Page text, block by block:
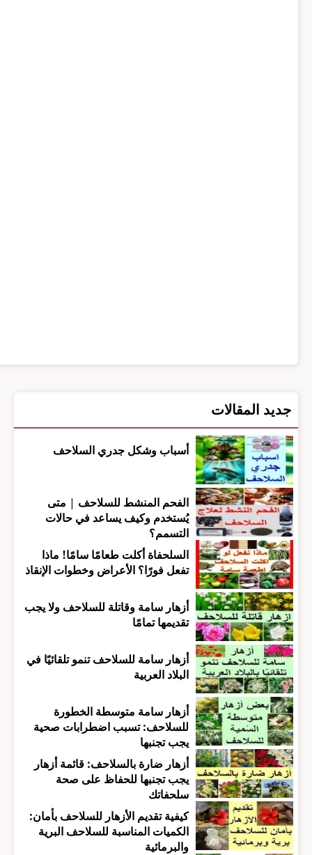
جديد المقالات
أسباب وشكل جدري السلاحف
الفحم المنشط للسلاحف | متى
يُستخدم وكيف يساعد في حالات
التسمم؟
السلحفاة أكلت طعامًا سامًا! ماذا
تفعل فورًا؟ الأعراض وخطوات الإنقاذ
أزهار سامة وقاتلة للسلاحف ولا يجب
تقديمها تمامًا
أزهار سامة للسلاحف تنمو تلقائيًا في
البلاد العربية
أزهار سامة متوسطة الخطورة
للسلاحف: تسبب اضطرابات صحية
يجب تجنبها
أزهار ضارة بالسلاحف: قائمة أزهار
يجب تجنبها للحفاظ على صحة
سلحفاتك
كيفية تقديم الأزهار للسلاحف بأمان:
الكميات المناسبة للسلاحف البرية
والبرمائية